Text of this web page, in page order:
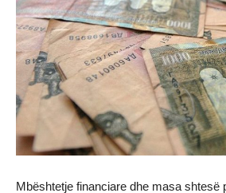
Mbështetje financiare dhe masa shtesë